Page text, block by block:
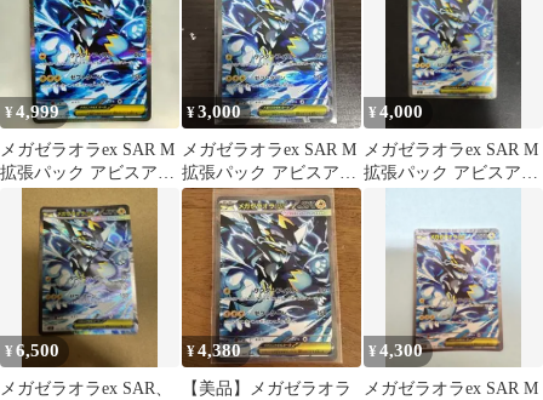
¥4,999
メガゼラオラex SAR M
拡張パック アビスアイ
¥3,000
メガゼラオラex SAR M
拡張パック アビスアイ
キラ 112/081
¥4,000
メガゼラオラex SAR M
拡張パック アビスアイ
¥6,500
メガゼラオラex SAR、
¥4,380
【美品】メガゼラオラ
¥4,300
メガゼラオラex SAR M